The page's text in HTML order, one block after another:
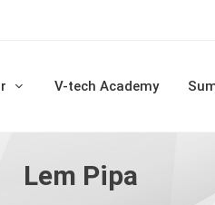
V-tech Academy
Lem Pipa